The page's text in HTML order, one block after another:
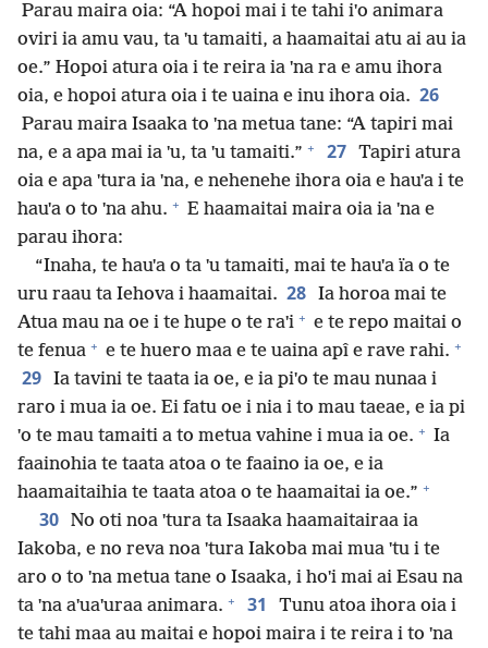
Parau maira oia: “A hopoi mai i te tahi iˈo animara
oviri ia amu vau, ta ˈu tamaiti, a haamaitai atu ai au ia
oe.” Hopoi atura oia i te reira ia ˈna ra e amu ihora
oia, e hopoi atura oia i te uaina e inu ihora oia. 26
Parau maira Isaaka to ˈna metua tane: “A tapiri mai
na, e a apa mai ia ˈu, ta ˈu tamaiti.” + 27 Tapiri atura
oia e apa ˈtura ia ˈna, e nehenehe ihora oia e hauˈa i te
hauˈa o to ˈna ahu. + E haamaitai maira oia ia ˈna e
parau ihora:
“Inaha, te hauˈa o ta ˈu tamaiti, mai te hauˈa ïa o te
uru raau ta Iehova i haamaitai. 28 Ia horoa mai te
Atua mau na oe i te hupe o te raˈi + e te repo maitai o
te fenua + e te huero maa e te uaina apî e rave rahi. +
29 Ia tavini te taata ia oe, e ia piˈo te mau nunaa i
raro i mua ia oe. Ei fatu oe i nia i to mau taeae, e ia pi
ˈo te mau tamaiti a to metua vahine i mua ia oe. + Ia
faainohia te taata atoa o te faaino ia oe, e ia
haamaitaihia te taata atoa o te haamaitai ia oe.” +
30 No oti noa ˈtura ta Isaaka haamaitairaa ia
Iakoba, e no reva noa ˈtura Iakoba mai mua ˈtu i te
aro o to ˈna metua tane o Isaaka, i hoˈi mai ai Esau na
ta ˈna aˈuaˈuraa animara. + 31
Tunu atoa ihora oia i
te tahi maa au maitai e hopoi maira i te reira i to ˈna